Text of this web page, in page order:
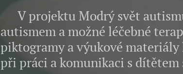
V projektu Modrý svět
autismem a možné léčebné
piktogramy a výukové
při práci a komunikaci s dítětem